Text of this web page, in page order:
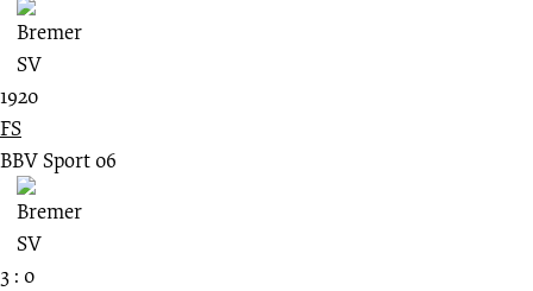
1920
FS
BBV Sport 06
3 : 0